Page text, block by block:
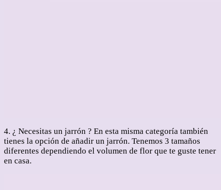
4. ¿ Necesitas un jarrón ? En esta misma categoría también
tienes la opción de añadir un jarrón. Tenemos 3 tamaños
diferentes dependiendo el volumen de flor que te guste tener
en casa.